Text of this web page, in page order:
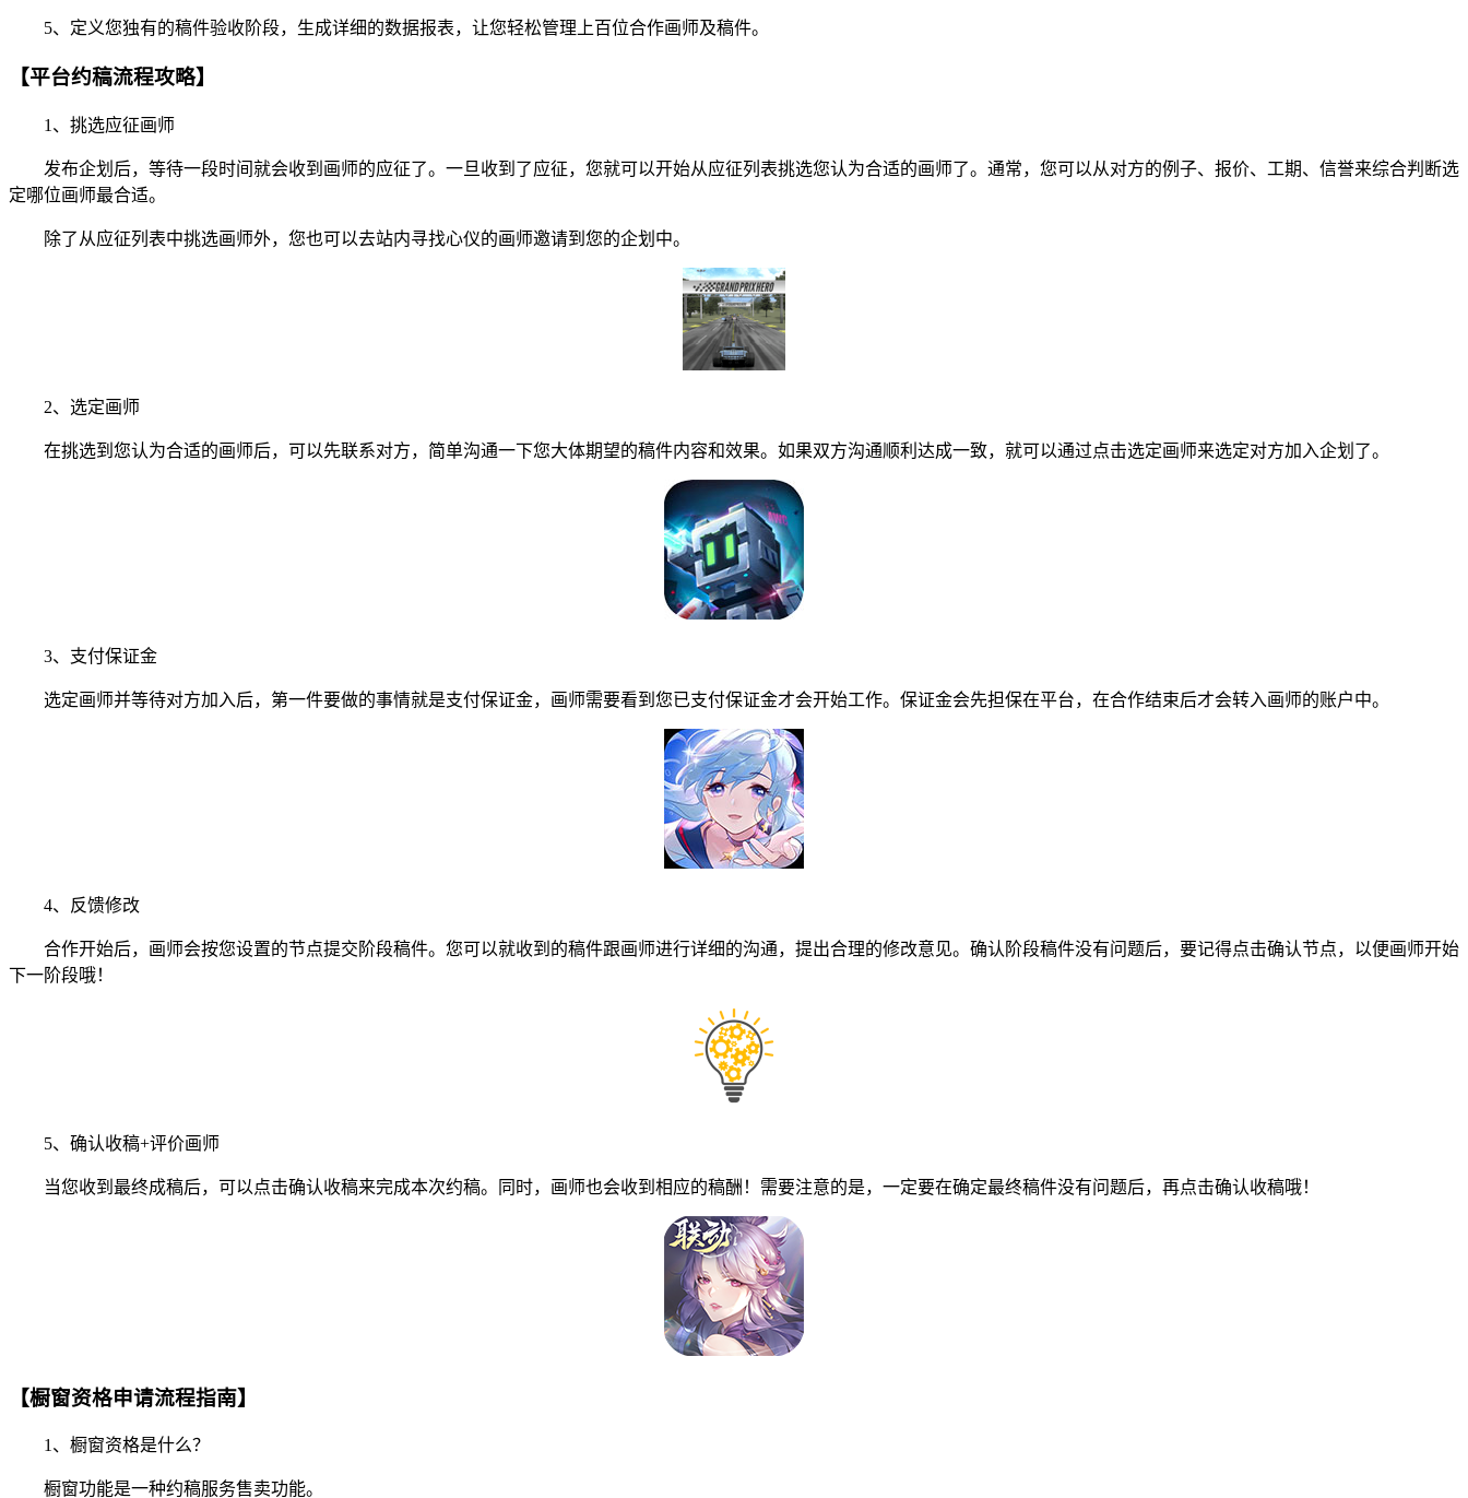
5、定义您独有的稿件验收阶段，生成详细的数据报表，让您轻松管理上百位合作画师及稿件。
【平台约稿流程攻略】
1、挑选应征画师
发布企划后，等待一段时间就会收到画师的应征了。一旦收到了应征，您就可以开始从应征列表挑选您认为合适的画师了。通常，您可以从对方的例子、报价、工期、信誉来综合判断选
定哪位画师最合适。
除了从应征列表中挑选画师外，您也可以去站内寻找心仪的画师邀请到您的企划中。
2、选定画师
在挑选到您认为合适的画师后，可以先联系对方，简单沟通一下您大体期望的稿件内容和效果。如果双方沟通顺利达成一致，就可以通过点击选定画师来选定对方加入企划了。
3、支付保证金
选定画师并等待对方加入后，第一件要做的事情就是支付保证金，画师需要看到您已支付保证金才会开始工作。保证金会先担保在平台，在合作结束后才会转入画师的账户中。
4、反馈修改
合作开始后，画师会按您设置的节点提交阶段稿件。您可以就收到的稿件跟画师进行详细的沟通，提出合理的修改意见。确认阶段稿件没有问题后，要记得点击确认节点，以便画师开始
下一阶段哦！
5、确认收稿+评价画师
当您收到最终成稿后，可以点击确认收稿来完成本次约稿。同时，画师也会收到相应的稿酬！需要注意的是，一定要在确定最终稿件没有问题后，再点击确认收稿哦！
【橱窗资格申请流程指南】
1、橱窗资格是什么？
橱窗功能是一种约稿服务售卖功能。